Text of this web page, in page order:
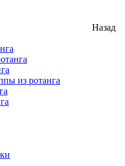
Назад
из ротанга